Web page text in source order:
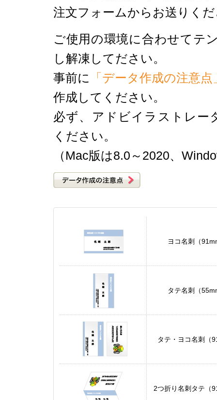
注文フォームからお送りく
ご使用の環境に合わせてテ
し解凍してださい。
事前に
「データ作成の注意点
作成してください。
必ず、アドビイラストレー
ください。
（Mac版は8.0～2020、
ヨコ名刺（
タテ名刺（
タテ・ヨコ名刺（
2つ折り名刺タテ（